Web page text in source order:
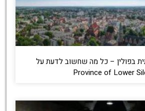
בפולין – כל מה שחשוב לדעת על
Province of Lower